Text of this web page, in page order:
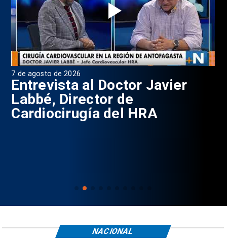
7 de agosto de 2026
Entrevista al Doctor Javier
Labbé, Director de
Cardiocirugía del HRA
NACIONAL